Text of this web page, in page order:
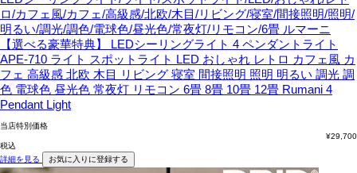
ロ/カフェ風/カフェ/高級感/北欧/木目/リビング/寝室/間接照明/照明/
明るい/調光/調色/電球色/昼光色/常夜灯/リモコン/6畳 ルマーニ
【選べる豪華特典】 LEDシーリングライト 4 ペンダントライト
APE-710 ライト スポットライト LED おしゃれ レトロ カフェ風 カ
フェ 高級感 北欧 木目 リビング 寝室 間接照明 照明 明るい 調光 調
色 電球色 昼光色 常夜灯 リモコン 6畳 8畳 10畳 12畳 Rumani 4
Pendant Light
当店特別価格
¥29,700
税込
詳細を見る
お気に入りに登録する